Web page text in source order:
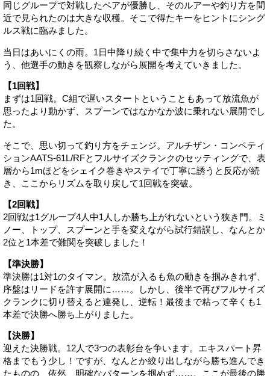
同じグループで対戦したペアが優勝し、そのルアーや釣り方を間
近で見られたのは大きな収穫。そこで得たキーをヒントにシング
ルス戦に臨みました。
当日はあいにくの雨。1日中降り続く中で集中力を切らさないよ
う、他選手の動きを観察しながら展開を考えていきました。
【1回戦】
まずは1回戦。C組で遅いスタートということもあって放流魚が
思ったより動かず、スプーンではなかなか波に乗れない展開でし
た。
そこで、思い切って釣り方をチェンジ。アルチザン・コンペティ
ションAATS-61L/RFとフルサイズクランクのセッティングで、表
層から1mほどをシェイク巻きやステイで丁寧に誘うと反応が続
き、ここからリズムを取り戻して1回戦を突破。
【2回戦】
2回戦は1グループ4人中1人しか勝ち上がれないという狭き門。ミ
ノー、トップ、スプーンと手を変えながら試行錯誤し、なんとか
2位と1本差で難関を突破しました！
【準決勝】
準決勝は1対1のタイマン。放流が入るも魚の動きを掴みきれず、
序盤はリードを許す展開に……。しかし、後半で再びフルサイズ
クランクに切り替えると連発し、逆転！最後まで粘って辛くも1
本差で決勝へ勝ち上がりました。
【決勝】
迎えた決勝戦。12人で3つの表彰台を争います。エキスパート昇
格までもう少し！ですが、なんとか絞り出しながら勝ち進んでき
たものの、依然、明確なパターンを掴めず……。ここが最後の勝